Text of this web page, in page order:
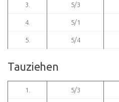
3. 5/3
4. 5/1
5. 5/4
Tauziehen
1. 5/3